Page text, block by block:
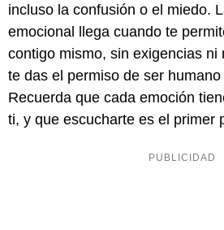
incluso la confusión o el miedo.
emocional llega cuando te
contigo mismo, sin exigencias ni
te das el permiso de ser
Recuerda que cada emoción
ti, y que escucharte es el primer